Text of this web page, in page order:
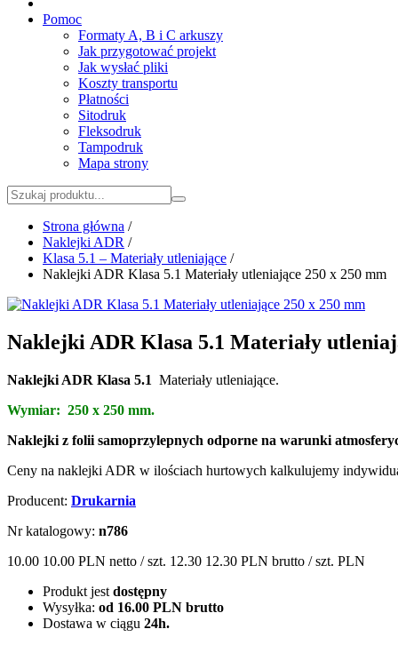
Pomoc
Formaty A, B i C arkuszy
Jak przygotować projekt
Jak wysłać pliki
Koszty transportu
Płatności
Sitodruk
Fleksodruk
Tampodruk
Mapa strony
Strona główna /
Naklejki ADR /
Klasa 5.1 – Materiały utleniające /
Naklejki ADR Klasa 5.1 Materiały utleniające 250 x 250 mm
Naklejki ADR Klasa 5.1 Materiały
Naklejki ADR Klasa 5.1 Materiały utleniające.
Wymiar: 250 x 250 mm.
Naklejki z folii samoprzylepnych odporne na warunki
Ceny na naklejki ADR w ilościach hurtowych kalkulujemy
Producent: Drukarnia
Nr katalogowy: n786
10.00 10.00 PLN netto / szt. 12.30 12.30 PLN brutto / szt. PLN
Produkt jest dostępny
Wysyłka: od 16.00 PLN brutto
Dostawa w ciągu 24h.